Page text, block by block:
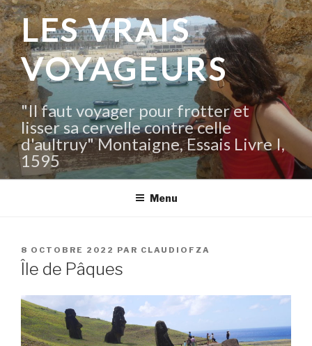
Aller
au
contenu
principal
LES VRAIS
VOYAGEURS
"Il faut voyager pour frotter et
lisser sa cervelle contre celle
d'aultruy" Montaigne, Essais Livre I,
1595
Menu
PUBLIÉ
LE
8 OCTOBRE 2022 PAR CLAUDIOFZA
Île de Pâques